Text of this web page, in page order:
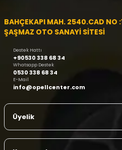
BAHÇEKAPI MAH. 2540.CAD NO
ŞAŞMAZ OTO SANAYİ SİTESİ
Destek Hattı
+90530 338 68 34
Whatsapp Destek
0530 338 68 34
E-Mail
info@opellcenter.com
Üyelik